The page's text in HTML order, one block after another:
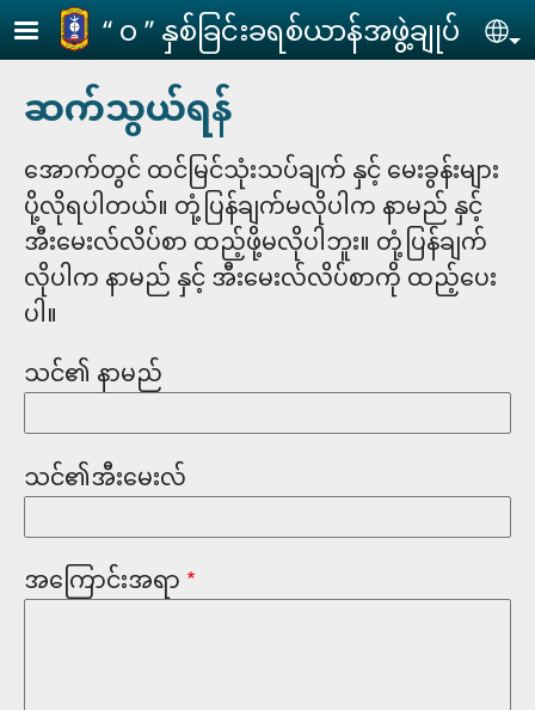
Skip to main content
‘‘ ဝ ’’ နှစ်ခြင်းခရစ်ယာန်အဖွဲ့ချုပ်
ဆက်သွယ်ရန်
အောက်တွင် ထင်မြင်သုံးသပ်ချက် နှင့် မေးခွန်းများ
ပို့လိုရပါတယ်။ တုံ့ပြန်ချက်မလိုပါက နာမည် နှင့်
အီးမေးလ်လိပ်စာ ထည့်ဖို့မလိုပါဘူး။ တုံ့ပြန်ချက်
လိုပါက နာမည် နှင့် အီးမေးလ်လိပ်စာကို ထည့်ပေး
ပါ။
သင်၏ နာမည်
သင်၏အီးမေးလ်
အကြောင်းအရာ